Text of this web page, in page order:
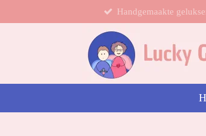
direct
Handgemaakte